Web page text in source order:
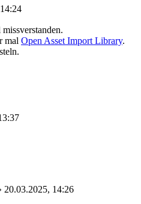
mal Open Asset Import Library.
20.03.2025, 14:26